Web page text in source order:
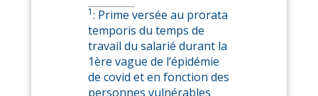
1: Prime versée au prorata
temporis du temps de
travail du salarié durant la
1ère vague de l’épidémie
de covid et en fonction des
personnes vulnérables